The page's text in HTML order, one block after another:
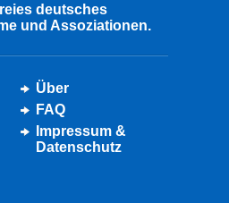
deutsches
und Assoziationen.
Über
FAQ
Impressum &
Datenschutz